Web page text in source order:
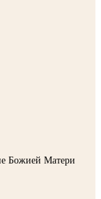
Божией Матери